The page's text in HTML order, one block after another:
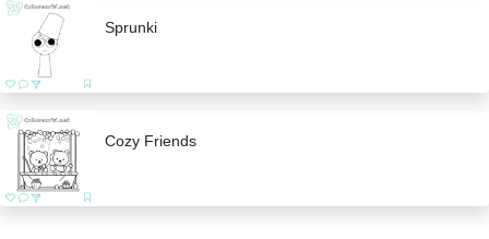
Sprunki
Cozy Friends